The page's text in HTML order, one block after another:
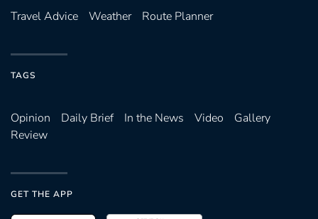
Travel Advice
Weather Route Planner
TAGS
Opinion Daily Brief In the News Video
Gallery
Review
GET THE APP